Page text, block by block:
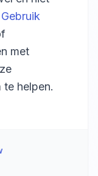
met
te helpen.